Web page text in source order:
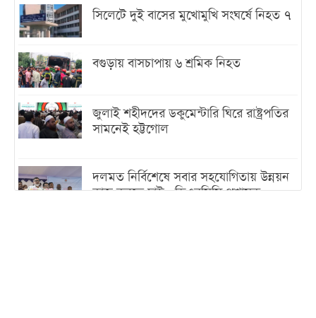
সিলেটে দুই বাসের মুখোমুখি সংঘর্ষে নিহত ৭
বগুড়ায় বাসচাপায় ৬ শ্রমিক নিহত
জুলাই শহীদদের ডকুমেন্টারি ঘিরে রাষ্ট্রপতির
সামনেই হট্টগোল
দলমত নির্বিশেষে সবার সহযোগিতায় উন্নয়ন
কাজ করতে চাই : ডিএনসিসি প্রশাসক